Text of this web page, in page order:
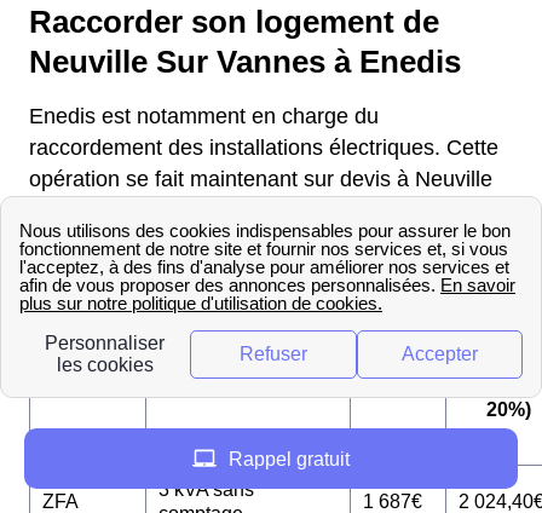
Raccorder son logement de
Neuville Sur Vannes à Enedis
Enedis est notamment en charge du
raccordement des installations électriques. Cette
opération se fait maintenant sur devis à Neuville
pratiqués par Enedis :
Zone
Puissance de
raccordement
€
HT
€ TTC
=
20%)
ZFA
3 kVA sans
1 687€ 2
Rappel gratuit